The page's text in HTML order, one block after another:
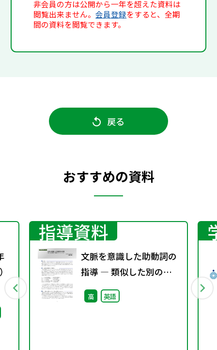
非会員の方は公開から一年を超えた資料は
閲覧出来ません。会員登録をすると、全期
間の資料を閲覧できます。
戻る
おすすめの資料
指導資料
文脈を意識した助動詞の
指導 ― 類似した別の表
現をもつ助動詞 will と
can と must ―
高 英語